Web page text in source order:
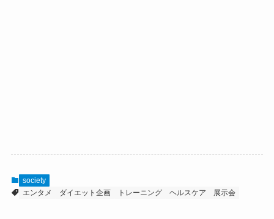
society
エンタメ
ダイエット企画 トレーニング ヘルスケア 展示会